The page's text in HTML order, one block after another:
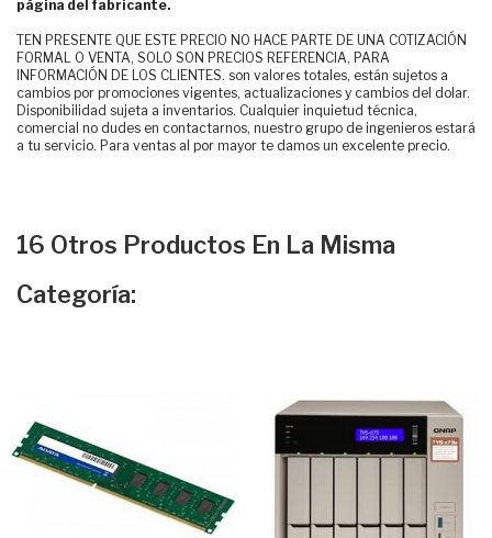
página del fabricante.
TEN PRESENTE QUE ESTE PRECIO NO HACE PARTE DE UNA COTIZACIÓN
FORMAL O VENTA, SOLO SON PRECIOS REFERENCIA, PARA
INFORMACIÓN DE LOS CLIENTES. son valores totales, están sujetos a
cambios por promociones vigentes, actualizaciones y cambios del dolar.
Disponibilidad sujeta a inventarios. Cualquier inquietud técnica,
comercial no dudes en contactarnos, nuestro grupo de ingenieros estará
a tu servicio. Para ventas al por mayor te damos un excelente precio.
16 Otros Productos En La Misma
Categoría: